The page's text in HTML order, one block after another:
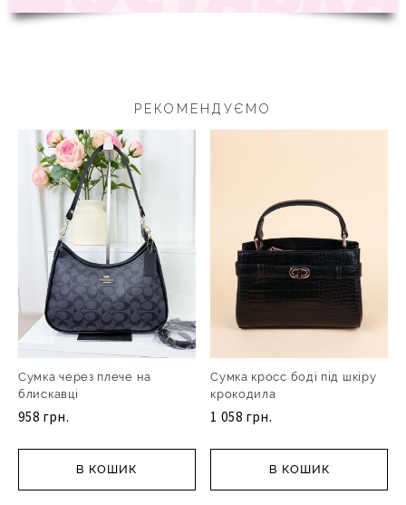
РЕКОМЕНДУЄМО
Сумка через плече на
блискавці
958 грн.
В КОШИК
Сумка кросс боді під шкіру
крокодила
1 058 грн.
В КОШИК